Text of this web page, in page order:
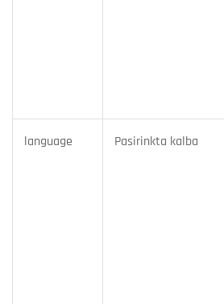
language Pasirinkta kalba